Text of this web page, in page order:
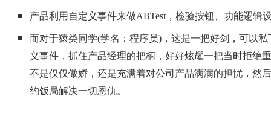
产品利用自定义事件来做ABTest，检验按钮、功能逻辑
而对于猿类同学(学名：程序员)，这是一把好剑，可以
义事件，抓住产品经理的把柄，好好炫耀一把当时拒绝
不是仅仅傲娇，还是充满着对公司产品满满的担忧，然
约饭局解决一切恩仇。